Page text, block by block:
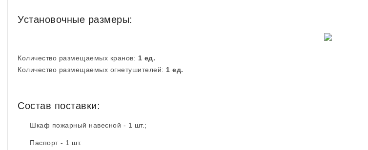
Установочные размеры:
Количество размещаемых кранов: 1 ед.
Количество размещаемых огнетушителей: 1 ед.
Состав поставки:
Шкаф пожарный навесной - 1 шт.;
Паспорт - 1 шт.